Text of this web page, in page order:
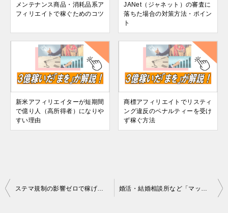
メンテナンス商品・消耗品系ア
フィリエイトで稼ぐためのコツ
JANet（ジャネット）の審査に
落ちた場合の対策方法・ポイン
ト
新米アフィリエイターが短期間
で億り人（高所得者）になりや
すい理由
商標アフィリエイトでリスティ
ング違反のペナルティーを受け
ず稼ぐ方法
投